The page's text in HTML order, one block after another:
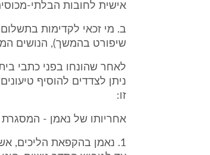
אישית לחובות הבלתי-
ב. מי זכאי לקדימות
שיפורט בהמשך), הנושים
לאחר שהונחו בפני כתבי
ניתן לצדדים להוסיף
זו:
אחריותו של נאמן - המסגרת
1. נאמן בהקפאת הליכים,